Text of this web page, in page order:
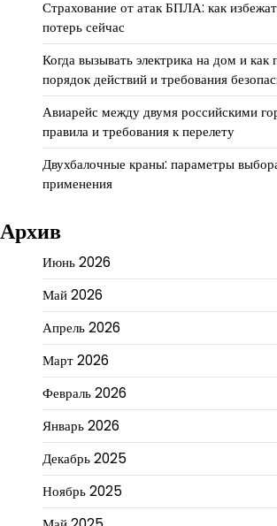
Страхование от атак БПЛА: как
потерь сейчас
Когда вызывать электрика на дом и как
порядок действий и требования
Авиарейс между двумя российскими
правила и требования к перелету
Двухбалочные краны: параметры
применения
Архив
Июнь 2026
Май 2026
Апрель 2026
Март 2026
Февраль 2026
Январь 2026
Декабрь 2025
Ноябрь 2025